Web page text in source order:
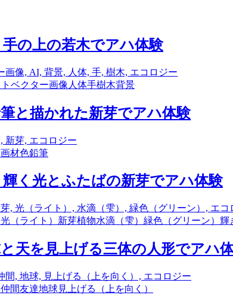
の上の若木でアハ体験
ベクター画像 人体手樹木背景
と描かれた新芽でアハ体験
画材色鉛筆
く光とふたばの新芽でアハ体験
光（ライト） 新芽植物水滴（雫） 緑色（グリーン） 輝
天を見上げる三体の人形でアハ
仲間友達地球見上げる（上を向く）